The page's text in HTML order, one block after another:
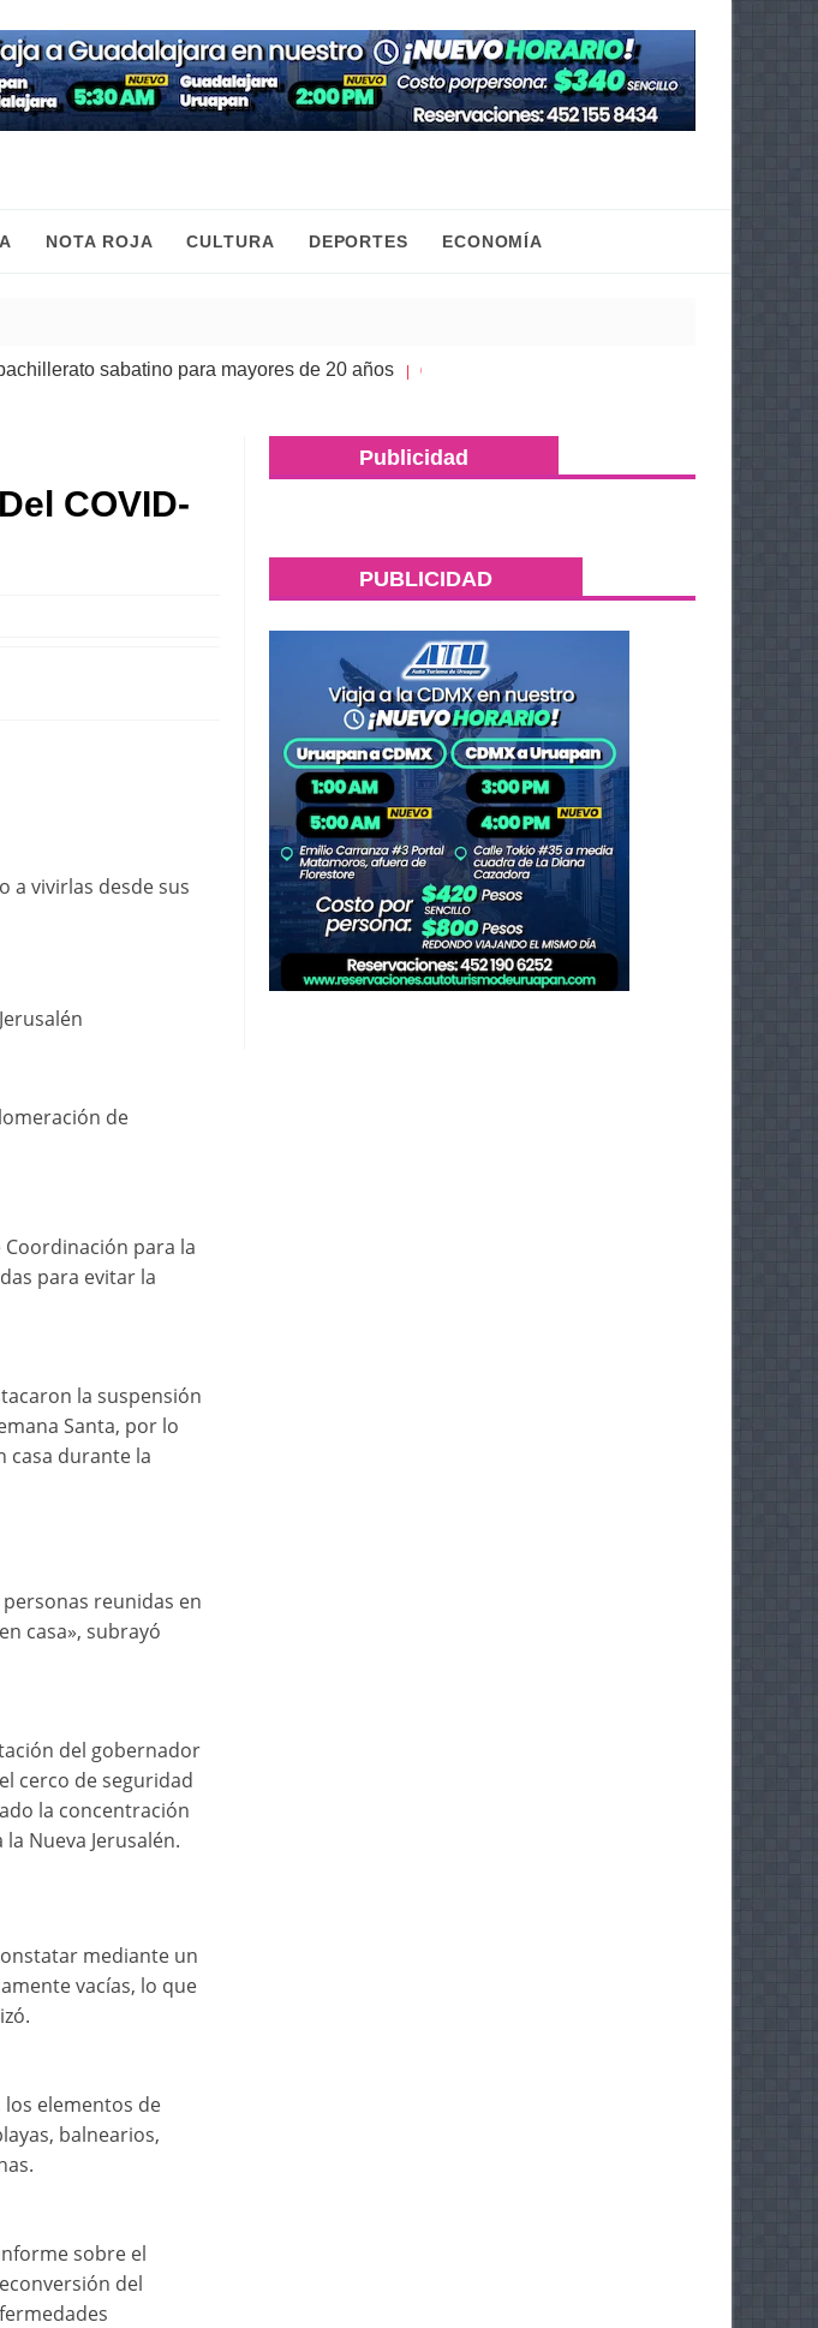
NOTA ROJA CULTURA DEPORTES ECONOMÍA
sabatino para mayores de 20 años | 05 Ago 2026
COVID-
a vivirlas desde sus
de
Coordinación para la
para evitar la
la suspensión
Santa, por lo
casa durante la
reunidas en
casa», subrayó
del gobernador
cerco de seguridad
la concentración
Nueva Jerusalén.
mediante un
vacías, lo que
elementos de
balnearios,
sobre el
del
Publicidad
PUBLICIDAD